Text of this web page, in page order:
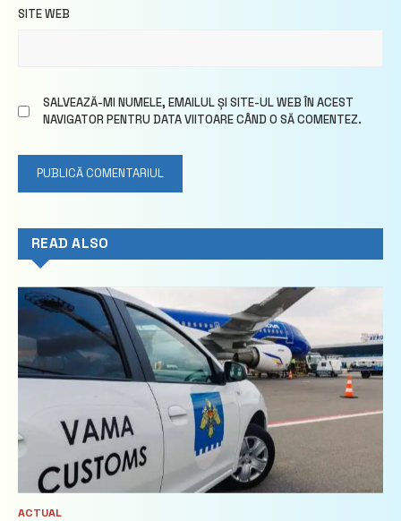
SITE WEB
SALVEAZĂ-MI NUMELE, EMAILUL ȘI SITE-UL WEB ÎN ACEST
NAVIGATOR PENTRU DATA VIITOARE CÂND O SĂ COMENTEZ.
READ ALSO
ACTUAL